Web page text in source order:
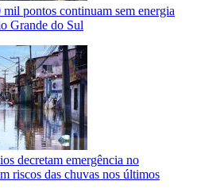
mil pontos continuam sem energia
Grande do Sul
decretam emergência no
riscos das chuvas nos últimos